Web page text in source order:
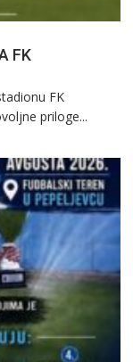
FK
FK
priloge...